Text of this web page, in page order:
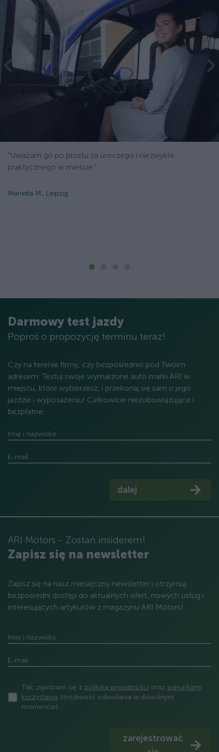
"Uważam go po prostu za uroczego i niezwykle
praktycznego w mieście."
Marietta M., Leipzig
Darmowy test jazdy
Poproś o propozycję terminu teraz!
Czy na terenie firmy, czy bezpośrednio pod Twoim
adresem: Testuj swoje wymarzone auto marki ARI w
miejscu, które wybierzesz, i przekonaj się sam o jego
jazdzie i wyposażeniu! Całkowicie niezobowiązujące i
bezpłatne.
Imię i nazwisko
E-mail
dalej
ARI Motors - Zostań insiderem!
Zapisz się na newsletter
Zapisz się na nasz miesięczny newsletter i otrzymuj
bezpośredni dostęp do aktualnych ofert, nowych usług i
interesujących artykułów z magazynu ARI Motors!
Imię i nazwisko
E-mail
Tak, zgadzam się z polityką prywatności oraz warunkami
korzystania (możliwość odwołania w dowolnym
momencie).
zarejestrować